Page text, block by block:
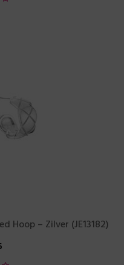
Hoop – Zilver (JE13182)